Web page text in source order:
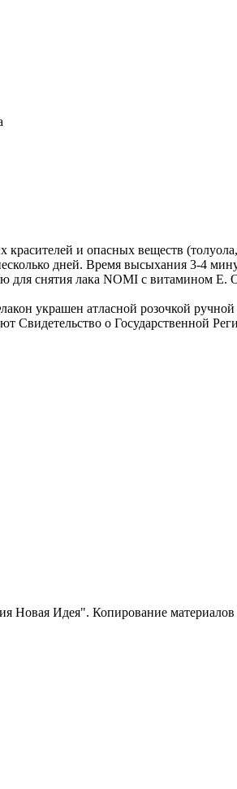
и опасных веществ
дней. Время высыхания 3-4
для снятия лака NOMI c витамином
украшен атласной розочкой ручной
Свидетельство о Государственной
Идея". Копирование материалов